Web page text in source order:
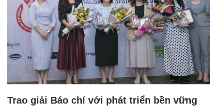
Trao giải Báo chí với phát triển bền vững